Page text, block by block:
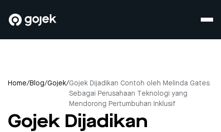
Home/Blog/Gojek/Gojek Dijadikan Contoh oleh Melinda Gates
Sebagai Perusahaan Teknologi yang
Mendorong Pertumbuhan Inklusif
Gojek Dijadikan